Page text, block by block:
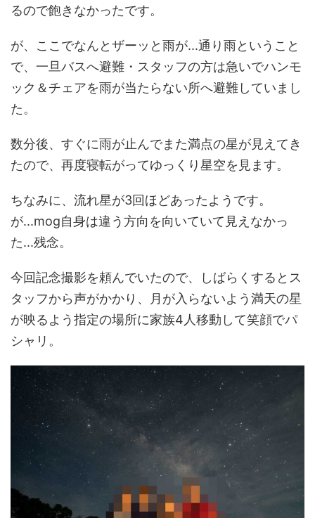
るので飽きなかったです。
が、ここでなんとザーッと雨が...通り雨ということ
で、一旦バスへ避難・スタッフの方は急いでハンモ
ック＆チェアを雨が当たらない所へ避難していまし
た。
数分後、すぐに雨が止んでまた満点の星が見えてき
たので、再度寝転がってゆっくり星空を見ます。
ちなみに、流れ星が3回ほどあったようです。
が...mog自身は違う方向を向いていて見えなかっ
た...残念。
今回記念撮影を頼んでいたので、しばらくするとス
タッフから声がかかり、月が入らないよう満天の星
が映るよう指定の場所に家族4人移動して笑顔でパ
シャリ。